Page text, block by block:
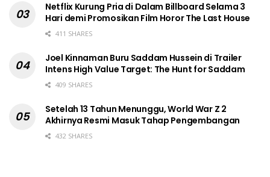
Netflix Kurung Pria di Dalam Billboard Selama 3
Hari demi Promosikan Film Horor The Last House
411 SHARES
Joel Kinnaman Buru Saddam Hussein di Trailer
Intens High Value Target: The Hunt for Saddam
409 SHARES
Setelah 13 Tahun Menunggu, World War Z 2
Akhirnya Resmi Masuk Tahap Pengembangan
432 SHARES